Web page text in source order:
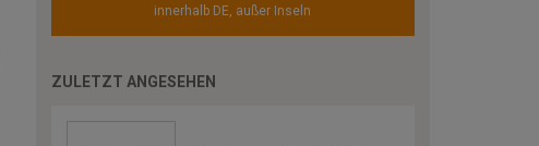
innerhalb DE, außer Inseln
ZULETZT ANGESEHEN